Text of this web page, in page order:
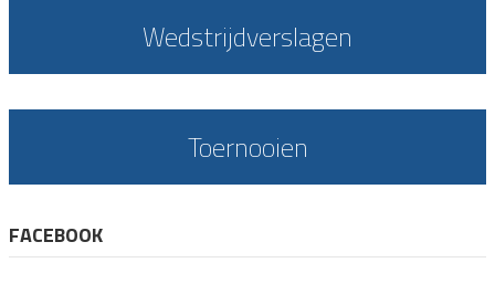
Wedstrijdverslagen
Toernooien
FACEBOOK